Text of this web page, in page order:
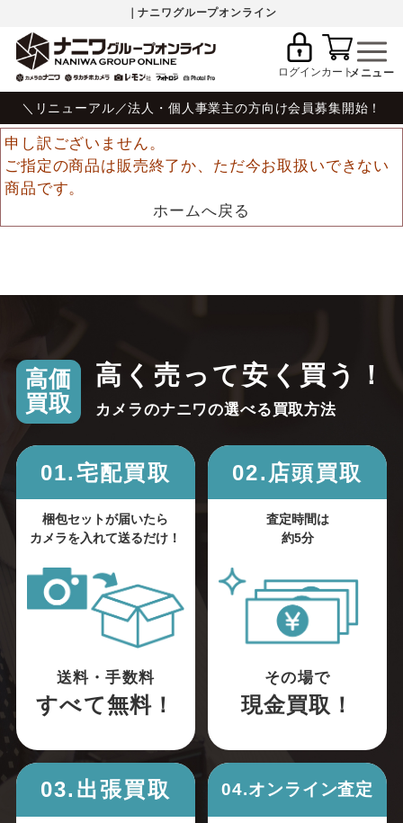
｜ナニワグループオンライン
ログインカート
＼リニューアル／法人・個人事業主の方向け会員募集開始！
申し訳ございません。
ご指定の商品は販売終了か、ただ今お取扱いできない
商品です。
ホームへ戻る
高価
買取
高く売って安く買う！
カメラのナニワの選べる買取方法
01.宅配買取
梱包セットが届いたら
カメラを入れて送るだけ！
送料・手数料
すべて無料！
02.店頭買取
査定時間は
約5分
その場で
現金買取！
03.出張買取 04.オンライン査定